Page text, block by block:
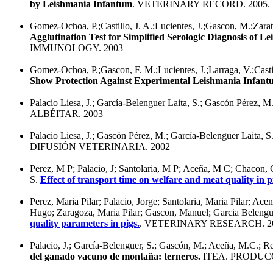
by Leishmania Infantum. VETERINARY RECORD. 2005.
Gomez-Ochoa, P.;Castillo, J. A.;Lucientes, J.;Gascon,
Agglutination Test for Simplified Serologic Diagnosis of
IMMUNOLOGY. 2003
Gomez-Ochoa, P.;Gascon, F. M.;Lucientes, J.;Larraga,
Show Protection Against Experimental Leishmania
Palacio Liesa, J.; García-Belenguer Laita, S.; Gascón Pérez,
ALBÉITAR. 2003
Palacio Liesa, J.; Gascón Pérez, M.; García-Belenguer Laita,
DIFUSIÓN VETERINARIA. 2002
Perez, M P; Palacio, J; Santolaria, M P; Aceña, M C;
S. Effect of transport time on welfare and meat quality in
Perez, Maria Pilar; Palacio, Jorge; Santolaria, Maria Pilar;
Hugo; Zaragoza, Maria Pilar; Gascon, Manuel; Garcia
quality parameters in pigs.. VETERINARY RESEARCH.
Palacio, J.; García-Belenguer, S.; Gascón, M.; Aceña, M.C.;
del ganado vacuno de montaña: terneros. ITEA.